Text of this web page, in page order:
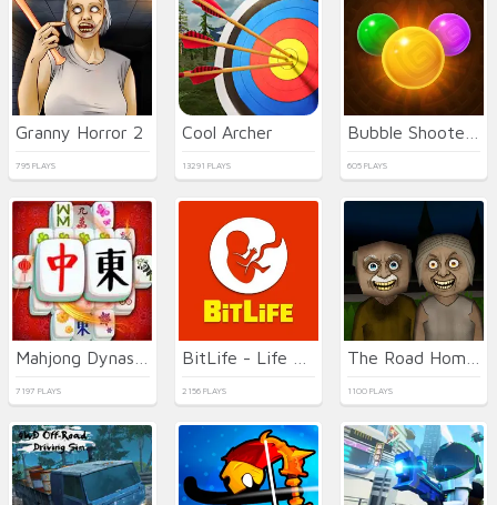
Granny Horror 2
795 PLAYS
Cool Archer
13291 PLAYS 605 PLAYS
7197 PLAYS 2156 PLAYS 1100 PLAYS